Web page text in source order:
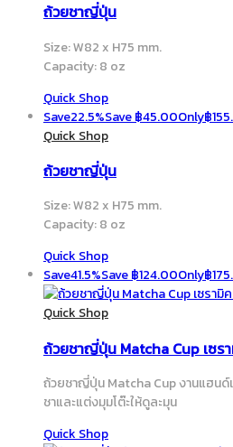
ถ้วยชาญี่ปุ่น
Size: W82 x H75 mm.
Capacity: 8 oz
Quick Shop
Save22.5%Save฿45.00Only฿
Quick Shop
ถ้วยชาญี่ปุ่น
Size: W82 x H75 mm.
Capacity: 8 oz
Quick Shop
Save41.5%Save฿124.00Only฿
Quick Shop
ถ้วยชาญี่ปุ่น Matcha Cup เซร
ถ้วยชาญี่ปุ่น Matcha Cup งานแฮนด์
ชาและแต่งมุมโต๊ะให้ดูละมุน
Quick Shop